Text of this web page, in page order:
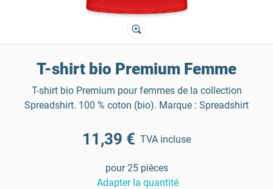
T-shirt bio Premium Femme
T-shirt bio Premium pour femmes de la collection
Spreadshirt. 100 % coton (bio). Marque : Spreadshirt
11,39 € TVA incluse
pour 25 pièces
Adapter la quantité